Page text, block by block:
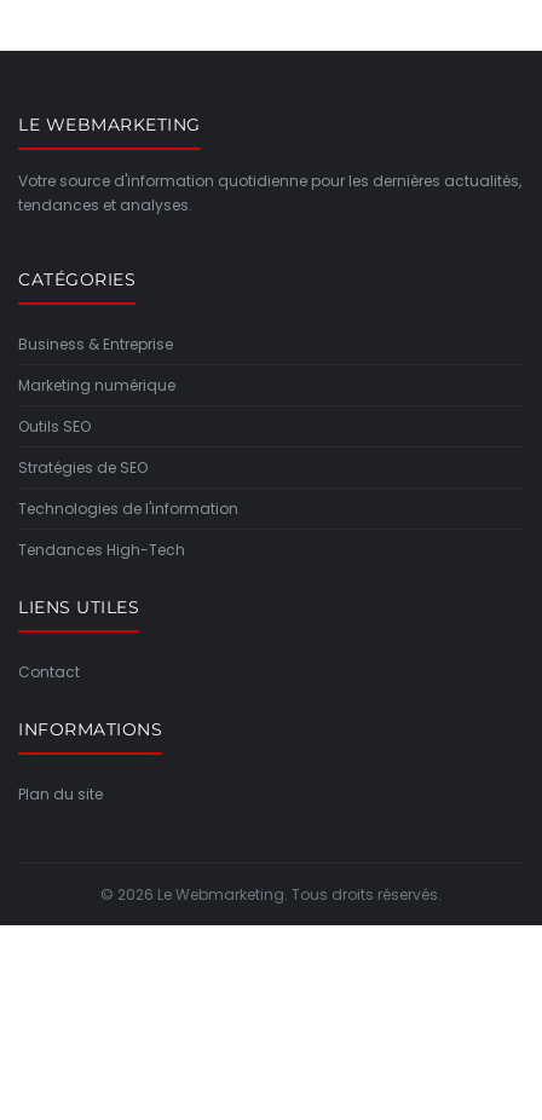
LE WEBMARKETING
Votre source d'information quotidienne pour les dernières actualités,
tendances et analyses.
CATÉGORIES
Business & Entreprise
Marketing numérique
Outils SEO
Stratégies de SEO
Technologies de l'information
Tendances High-Tech
LIENS UTILES
Contact
INFORMATIONS
Plan du site
© 2026 Le Webmarketing. Tous droits réservés.